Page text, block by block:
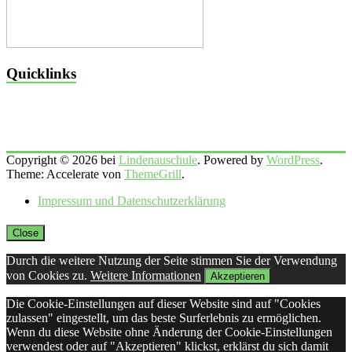
Quicklinks
Copyright © 2026 bei Lindenauschule. Powered by WordPress.
Theme: Accelerate von ThemeGrill.
Impressum und Datenschutzerklärung
Close
Durch die weitere Nutzung der Seite stimmen Sie der Verwendung
von Cookies zu. Weitere Informationen Akzeptieren
Die Cookie-Einstellungen auf dieser Website sind auf "Cookies
zulassen" eingestellt, um das beste Surferlebnis zu ermöglichen.
Wenn du diese Website ohne Änderung der Cookie-Einstellungen
verwendest oder auf "Akzeptieren" klickst, erklärst du sich damit